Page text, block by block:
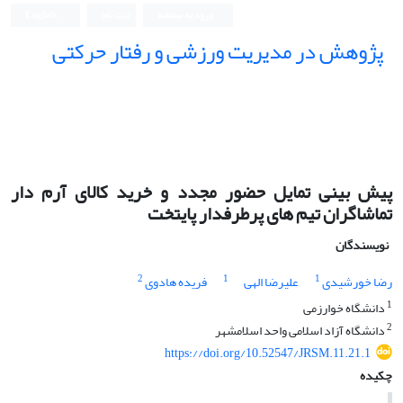
پژوهش در مدیریت ورزشی و رفتار حرکتی
پیش بینی تمایل حضور مجدد و خرید کالای آرم دار
تماشاگران تیم های پرطرفدار پایتخت
نویسندگان
رضا خورشیدی1 علیرضا الهی 1 فریده هادوی2
1 دانشگاه خوارزمی
2دانشگاه آزاد اسلامی واحد اسلامشهر
https://doi.org/10.52547/JRSM.11.21.1
چکیده